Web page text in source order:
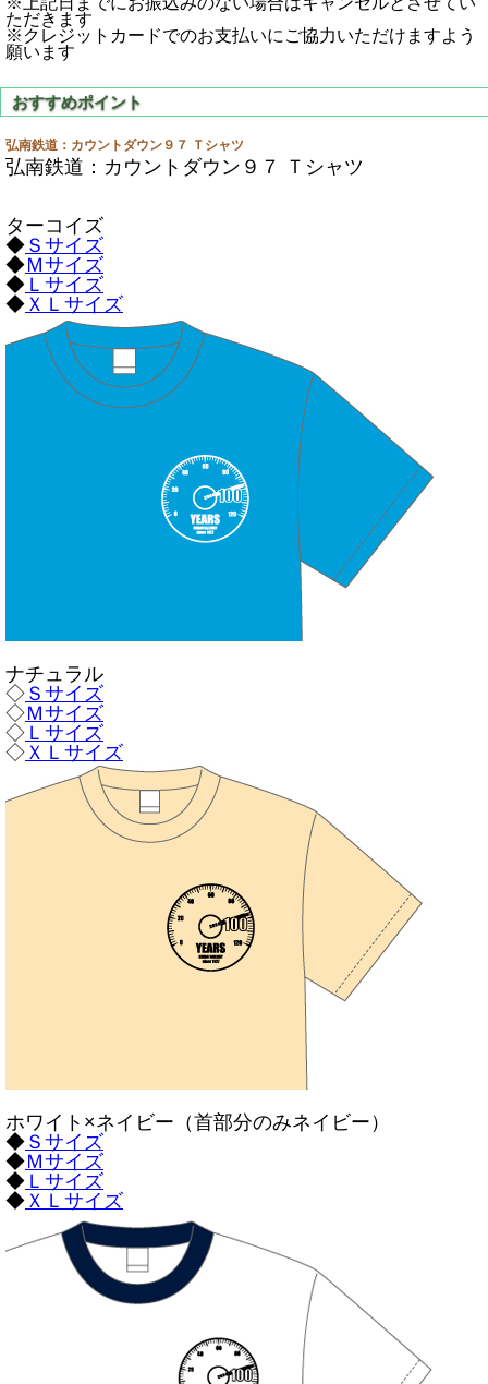
ただきます
※クレジットカードでのお支払いにご協力いただけますよう
願います
弘南鉄道：カウントダウン９７ Ｔシャツ
弘南鉄道：カウントダウン９７ Ｔシャツ
ターコイズ
◆ Ｓサイズ
◆Ｍサイズ
◆ Ｌサイズ
◆ ＸＬサイズ
ナチュラル
◇ Ｓサイズ
◇Ｍサイズ
◇ Ｌサイズ
◇ ＸＬサイズ
ホワイト×ネイビー（首部分のみネイビー）
◆ Ｓサイズ
◆Ｍサイズ
◆ Ｌサイズ
◆ ＸＬサイズ